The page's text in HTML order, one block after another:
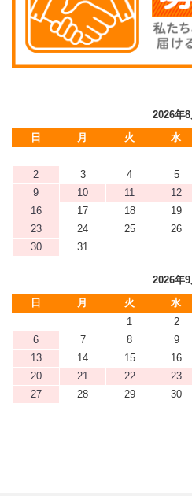
2026年8
日
月 火 水
2
3 4 5
9
10 11 12
16
17 18 19
23
24 25 26
30
31
2026年9
日
月 火 水
1
2
6
7 8 9
13
14 15 16
20
21 22 23
27
28 29 30